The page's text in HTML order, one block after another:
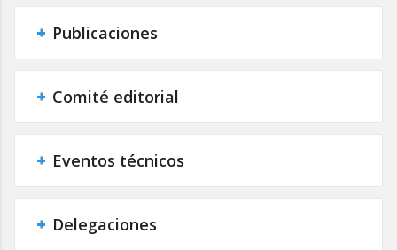
Publicaciones
Comité editorial
Eventos técnicos
Delegaciones